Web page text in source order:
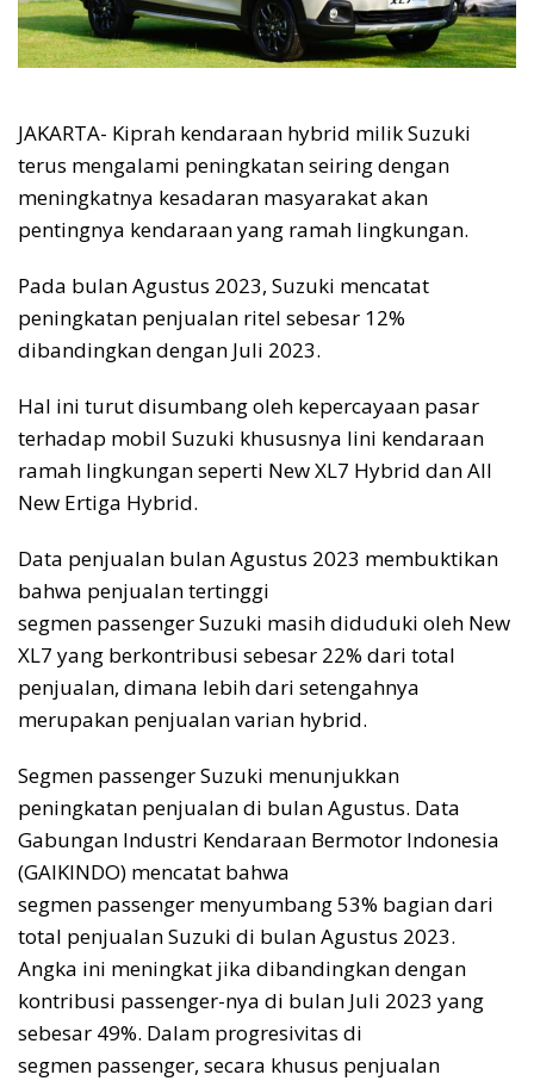
JAKARTA- Kiprah kendaraan hybrid milik Suzuki
terus mengalami peningkatan seiring dengan
meningkatnya kesadaran masyarakat akan
pentingnya kendaraan yang ramah lingkungan.
Pada bulan Agustus 2023, Suzuki mencatat
peningkatan penjualan ritel sebesar 12%
dibandingkan dengan Juli 2023.
Hal ini turut disumbang oleh kepercayaan pasar
terhadap mobil Suzuki khususnya lini kendaraan
ramah lingkungan seperti New XL7 Hybrid dan All
New Ertiga Hybrid.
Data penjualan bulan Agustus 2023 membuktikan
bahwa penjualan tertinggi
segmen passenger Suzuki masih diduduki oleh New
XL7 yang berkontribusi sebesar 22% dari total
penjualan, dimana lebih dari setengahnya
merupakan penjualan varian hybrid.
Segmen passenger Suzuki menunjukkan
peningkatan penjualan di bulan Agustus. Data
Gabungan Industri Kendaraan Bermotor Indonesia
(GAIKINDO) mencatat bahwa
segmen passenger menyumbang 53% bagian dari
total penjualan Suzuki di bulan Agustus 2023.
Angka ini meningkat jika dibandingkan dengan
kontribusi passenger-nya di bulan Juli 2023 yang
sebesar 49%. Dalam progresivitas di
segmen passenger, secara khusus penjualan